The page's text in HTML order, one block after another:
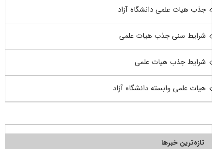
جذب هیات علمی دانشگاه آزاد
شرایط سنی جذب هیات علمی
شرایط جذب هیات علمی
هیات علمی وابسته دانشگاه آزاد
تازه‌ترین خبرها